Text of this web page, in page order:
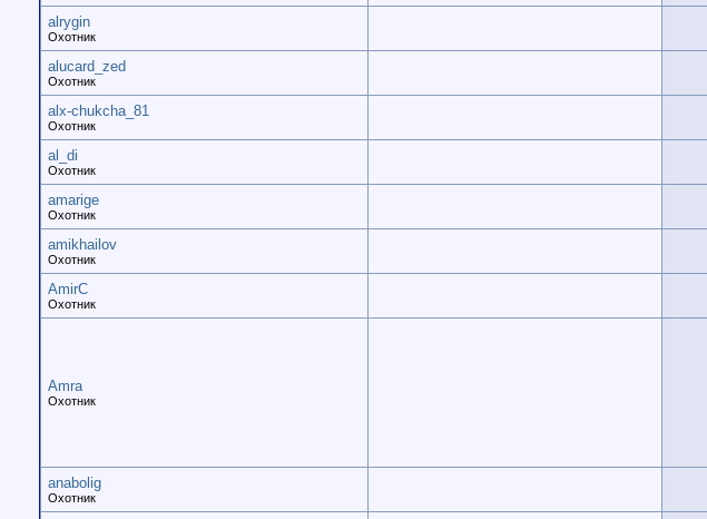
alrygin
Охотник
alucard_zed
Охотник
alx-chukcha_81
Охотник
al_di
Охотник
amarige
Охотник
amikhailov
Охотник
AmirC
Охотник
Amra
Охотник
anabolig
Охотник